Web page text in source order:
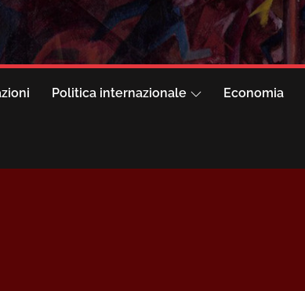
Politica internazionale Economia